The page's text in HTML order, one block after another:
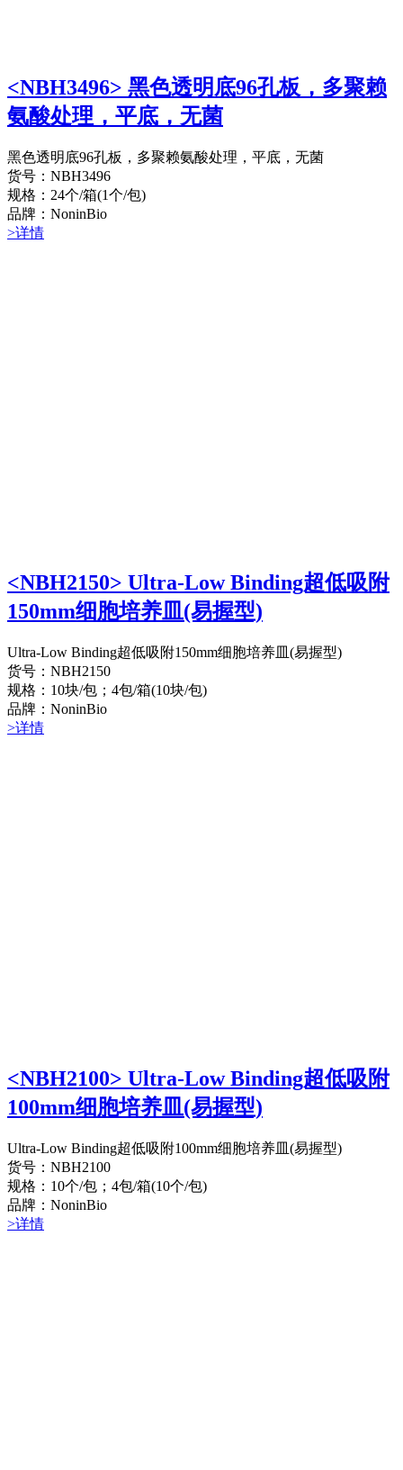
<NBH3496> 黑色透明底96孔板，多聚赖
氨酸处理，平底，无菌
黑色透明底96孔板，多聚赖氨酸处理，平底，无菌
货号：NBH3496
规格：24个/箱(1个/包)
品牌：NoninBio
>详情
<NBH2150> Ultra-Low Binding超低吸附
150mm细胞培养皿(易握型)
Ultra-Low Binding超低吸附150mm细胞培养皿(易握型)
货号：NBH2150
规格：10块/包；4包/箱(10块/包)
品牌：NoninBio
>详情
<NBH2100> Ultra-Low Binding超低吸附
100mm细胞培养皿(易握型)
Ultra-Low Binding超低吸附100mm细胞培养皿(易握型)
货号：NBH2100
规格：10个/包；4包/箱(10个/包)
品牌：NoninBio
>详情